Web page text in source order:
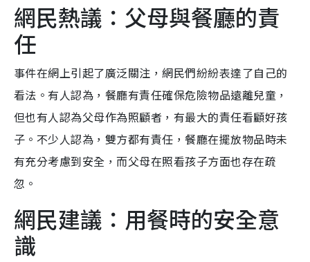
網民熱議：父母與餐廳的責
任
事件在網上引起了廣泛關注，網民們紛紛表達了自己的
看法。有人認為，餐廳有責任確保危險物品遠離兒童，
但也有人認為父母作為照顧者，有最大的責任看顧好孩
子。不少人認為，雙方都有責任，餐廳在擺放物品時未
有充分考慮到安全，而父母在照看孩子方面也存在疏
忽。
網民建議：用餐時的安全意
識